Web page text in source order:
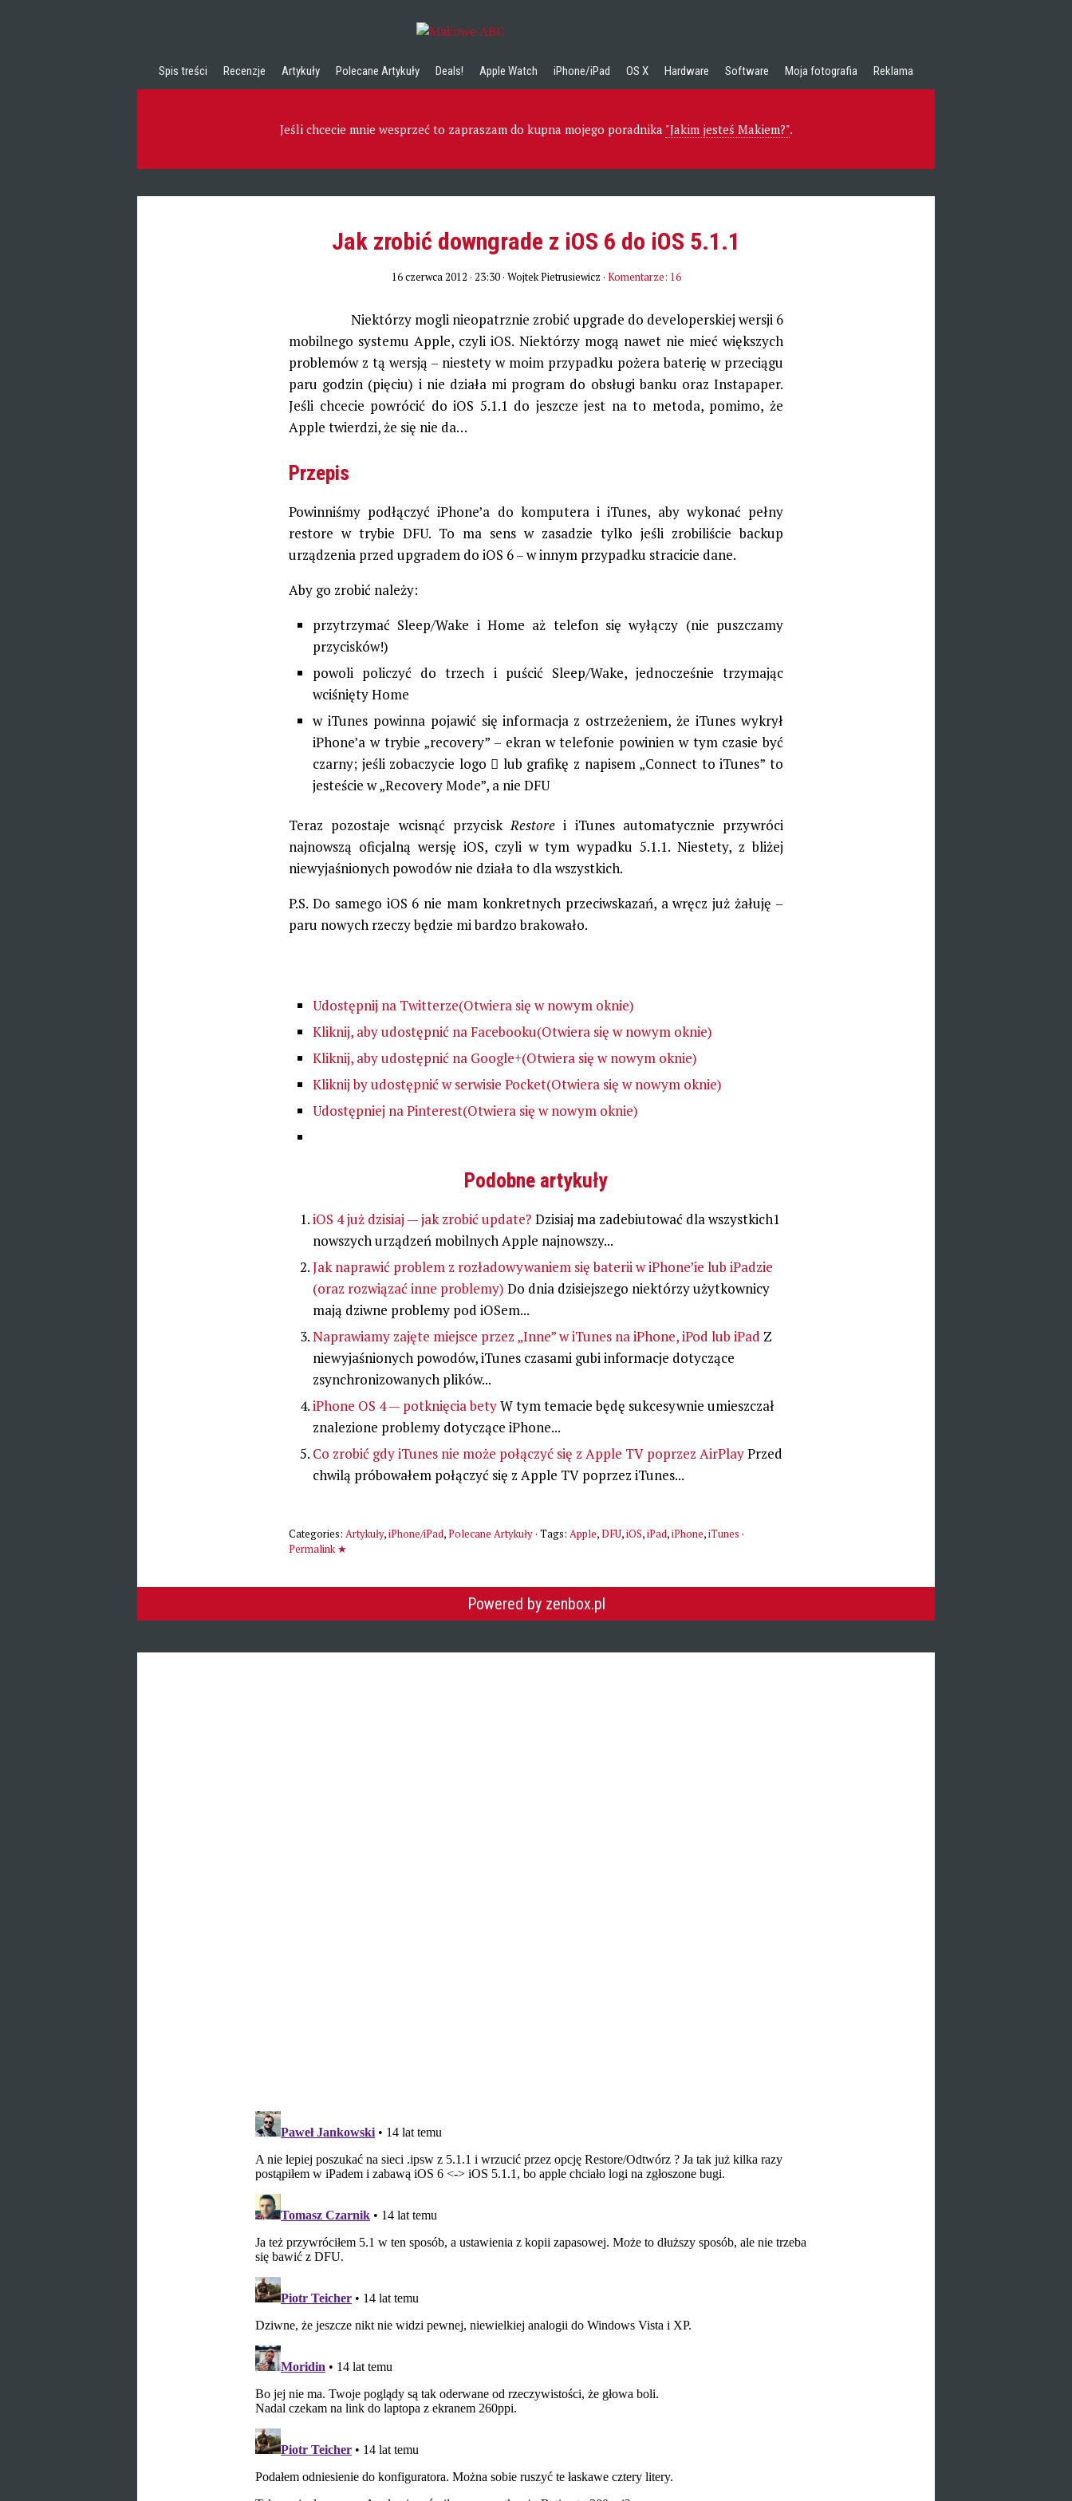
Spis treści Recenzje Artykuły Polecane Artykuły Deals! Apple Watch iPhone/iPad OS X Hardware Software Moja fotografia Reklama
Jeśli chcecie mnie wesprzeć to zapraszam do kupna mojego poradnika "Jakim jesteś Makiem?".
Jak zrobić downgrade z iOS 6 do iOS 5.1.1
16 czerwca 2012 · 23:30· Wojtek Pietrusiewicz · Komentarze: 16
Niektórzy mogli nieopatrznie zrobić upgrade do developerskiej wersji 6
mobilnego systemu Apple, czyli iOS. Niektórzy mogą nawet nie mieć większych
problemów z tą wersją – niestety w moim przypadku pożera baterię w przeciągu
paru godzin (pięciu) i nie działa mi program do obsługi banku oraz Instapaper.
Jeśli chcecie powrócić do iOS 5.1.1 do jeszcze jest na to metoda, pomimo, że
Apple twierdzi, że się nie da…
Przepis
Powinniśmy podłączyć iPhone’a do komputera i iTunes, aby wykonać pełny
restore w trybie DFU. To ma sens w zasadzie tylko jeśli zrobiliście backup
urządzenia przed upgradem do iOS 6 – w innym przypadku stracicie dane.
Aby go zrobić należy:
przytrzymać Sleep/Wake i Home aż telefon się wyłączy (nie puszczamy
przycisków!)
powoli policzyć do trzech i puścić Sleep/Wake, jednocześnie trzymając
wciśnięty Home
w iTunes powinna pojawić się informacja z ostrzeżeniem, że iTunes wykrył
iPhone’a w trybie „recovery” – ekran w telefonie powinien w tym czasie być
czarny; jeśli zobaczycie logo  lub grafikę z napisem „Connect to iTunes” to
jesteście w „Recovery Mode”, a nie DFU
Teraz pozostaje wcisnąć przyciskRestore i iTunes automatycznie przywróci
najnowszą oficjalną wersję iOS, czyli w tym wypadku 5.1.1. Niestety, z bliżej
niewyjaśnionych powodów nie działa to dla wszystkich.
P.S. Do samego iOS 6 nie mam konkretnych przeciwskazań, a wręcz już żałuję –
paru nowych rzeczy będzie mi bardzo brakowało.
Udostępnij na Twitterze(Otwiera się w nowym oknie)
Kliknij, aby udostępnić na Facebooku(Otwiera się w nowym oknie)
Kliknij, aby udostępnić na Google+(Otwiera się w nowym oknie)
Kliknij by udostępnić w serwisie Pocket(Otwiera się w nowym oknie)
Udostępniej na Pinterest(Otwiera się w nowym oknie)
Podobne artykuły
iOS 4 już dzisiaj — jak zrobić update? Dzisiaj ma zadebiutować dla wszystkich1
nowszych urządzeń mobilnych Apple najnowszy...
Jak naprawić problem z rozładowywaniem się baterii w iPhone’ie lub iPadzie
(oraz rozwiązać inne problemy) Do dnia dzisiejszego niektórzy użytkownicy
mają dziwne problemy pod iOSem...
Naprawiamy zajęte miejsce przez „Inne” w iTunes na iPhone, iPod lub iPad Z
niewyjaśnionych powodów, iTunes czasami gubi informacje dotyczące
zsynchronizowanych plików...
iPhone OS 4 — potknięcia betyW tym temacie będę sukcesywnie umieszczał
znalezione problemy dotyczące iPhone...
Co zrobić gdy iTunes nie może połączyć się z Apple TV poprzez AirPlayPrzed
chwilą próbowałem połączyć się z Apple TV poprzez iTunes...
Categories: Artykuły,iPhone/iPad,Polecane Artykuły· Tags: Apple,DFU,iOS,iPad,iPhone,iTunes ·
Permalink ★
Powered by zenbox.pl